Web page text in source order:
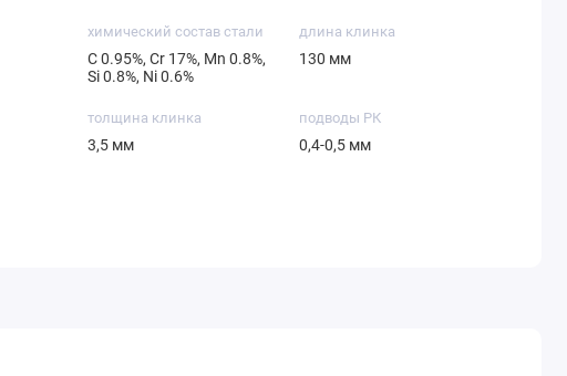
химический состав стали
С 0.95%, Cr 17%, Mn 0.8%,
Si 0.8%, Ni 0.6%
длина клинка
130 мм
толщина клинка
3,5 мм
подводы РК
0,4-0,5 мм